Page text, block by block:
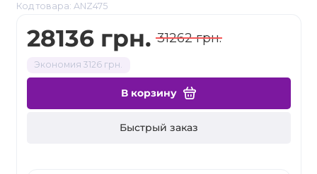
Код товара: ANZ475
28136 грн. 31262 грн.
Экономия 3126 грн.
В корзину
Быстрый заказ